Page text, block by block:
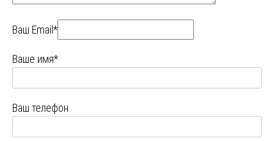
Ваш Email*
Ваше имя*
Ваш телефон